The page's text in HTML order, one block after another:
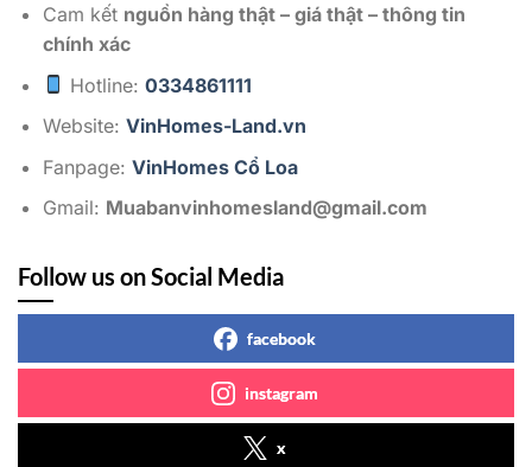
Cam kết nguồn hàng thật – giá thật – thông tin
chính xác
Hotline:0334861111
Website: VinHomes-Land.vn
Fanpage: VinHomes Cổ Loa
Gmail: Muabanvinhomesland@gmail.com
Follow us on Social Media
facebook
instagram
x